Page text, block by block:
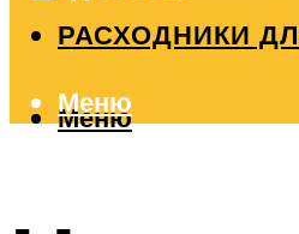
РАСХОДНИКИ
Меню
Меню